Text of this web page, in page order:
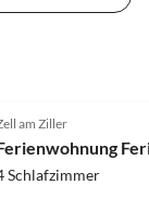
am Ziller
Schlafzimmer